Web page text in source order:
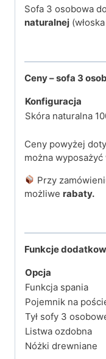
Sofa 3 osobowa
naturalnej
Ceny – sofa 3
Konfiguracja
Skóra naturalna
Ceny powyżej
można wyposażyć
Przy
możliwe rabaty.
Funkcje
Opcja
Funkcja spania
Pojemnik na
Tył sofy 3
Listwa ozdobna
Nóżki drewniane